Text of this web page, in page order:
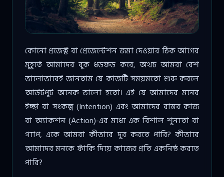
কোনো প্রজেক্ট বা প্রেজেন্টেশন জমা দেওয়ার ঠিক আগের
মুহূর্তে আমাদের বুক ধড়ফড় করে, অথচ আমরা বেশ
ভালোভাবেই জানতাম যে কাজটি সময়মতো শুরু করলে
আউটপুট অনেক ভালো হতো। এই যে আমাদের মনের
ইচ্ছা বা সংকল্প (Intention) এবং আমাদের বাস্তব কাজ
বা অ্যাকশন (Action)-এর মধ্যে এক বিশাল শূন্যতা বা
গ্যাপ, একে আমরা কীভাবে দূর করতে পারি? কীভাবে
আমাদের মনকে ফাঁকি দিয়ে কাজের প্রতি একনিষ্ঠ করতে
পারি?